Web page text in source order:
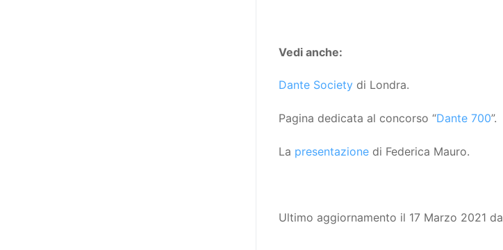
Vedi anche:
Dante Society di Londra.
Pagina dedicata al concorso “Dante 700”.
La presentazione di Federica Mauro.
Ultimo aggiornamento il 17 Marzo 2021 da